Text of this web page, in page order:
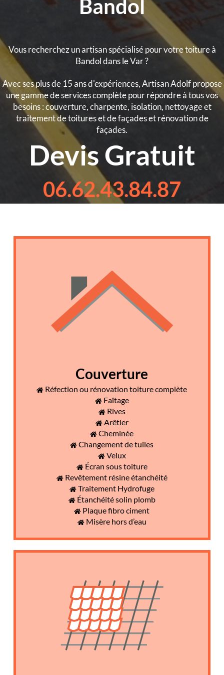
Bandol
Vous recherchez un artisan spécialisé pour votre toiture à
Bandol dans le Var ?
Avec ses plus de 15 ans d'expériences, Artisan Adolf propose
une gamme de services complète pour répondre à tous vos
besoins : couverture, charpente, isolation, nettoyage et
traitement de toitures et de façades et rénovation de
façades.
Devis Gratuit
06.62.43.84.87
Couverture
Réfection ou rénovation toiture complète
Faîtage
Rives
Arêtier
Cheminée
Changement de tuiles
Velux
Écran sous toiture
Revêtement résine étanchéité
Traitement Hydrofuge
Étanchéité solin plomb
Plaque fibro ciment
Misère hors d’eau